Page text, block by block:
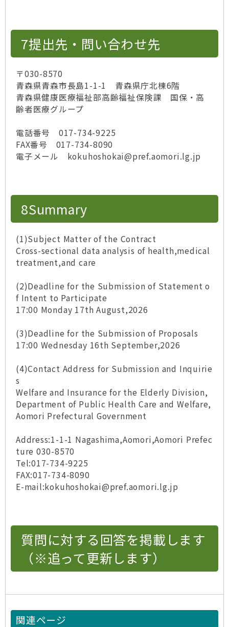
7提出先・問い合わせ先
〒030-8570
青森県青森市長島1-1-1 青森県庁北棟6階
青森県健康医療福祉部高齢福祉保険課 国保・高
齢者医療グループ
電話番号 017-734-9225
FAX番号 017-734-8090
電子メール kokuhoshokai@pref.aomori.lg.jp
8Summary
(1)Subject Matter of the Contract
Cross-sectional data analysis of health,medical
treatment,and care
(2)Deadline for the Submission of Statement o
f Intent to Participate
17:00 Monday 17th August,2026
(3)Deadline for the Submission of Proposals
17:00 Wednesday 16th September,2026
(4)Contact Address for Submission and Inquirie
s
Welfare and Insurance for the Elderly Division,
Department of Public Health Care and Welfare,
Aomori Prefectural Government
Address:1-1-1 Nagashima,Aomori,Aomori Prefec
ture 030-8570
Tel:017-734-9225
FAX:017-734-8090
E-mail:kokuhoshokai@pref.aomori.lg.jp
質問に対する回答を掲載します
（※追って更新します）
関連ページ